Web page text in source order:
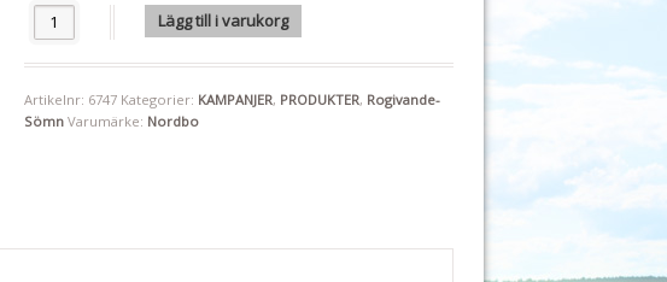
Sleep Cycle 120 kapslar Nordbo "Mängdrabatt" mängd
Lägg till i varukorg
Artikelnr: 6747 Kategorier: KAMPANJER, PRODUKTER, Rogivande-
Sömn Varumärke: Nordbo